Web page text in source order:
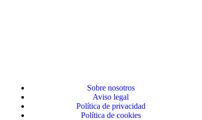
Sobre nosotros
Aviso legal
Política de privacidad
Política de cookies